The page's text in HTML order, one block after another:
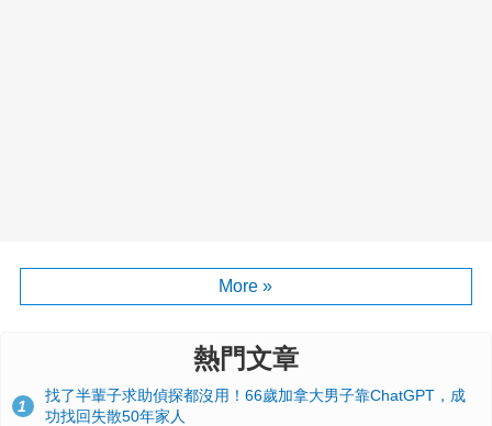
More »
熱門文章
1
找了半輩子求助偵探都沒用！66歲加拿大男子靠ChatGPT，成
功找回失散50年家人